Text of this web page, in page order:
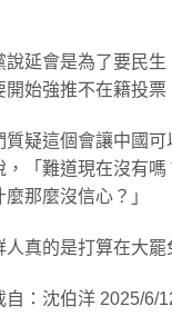
說延會是為了要民生
開始強推不在籍投票
質疑這個會讓中國可
，「難道現在沒有嗎
麼那麼沒信心？」
真的是打算在大罷
自：沈伯洋 2025/6/